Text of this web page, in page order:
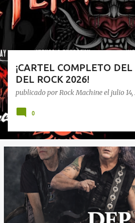
a
d
s
¡CARTEL COMPLETO
DEL ROCK 2026!
publicado porRock Machineel julio
0